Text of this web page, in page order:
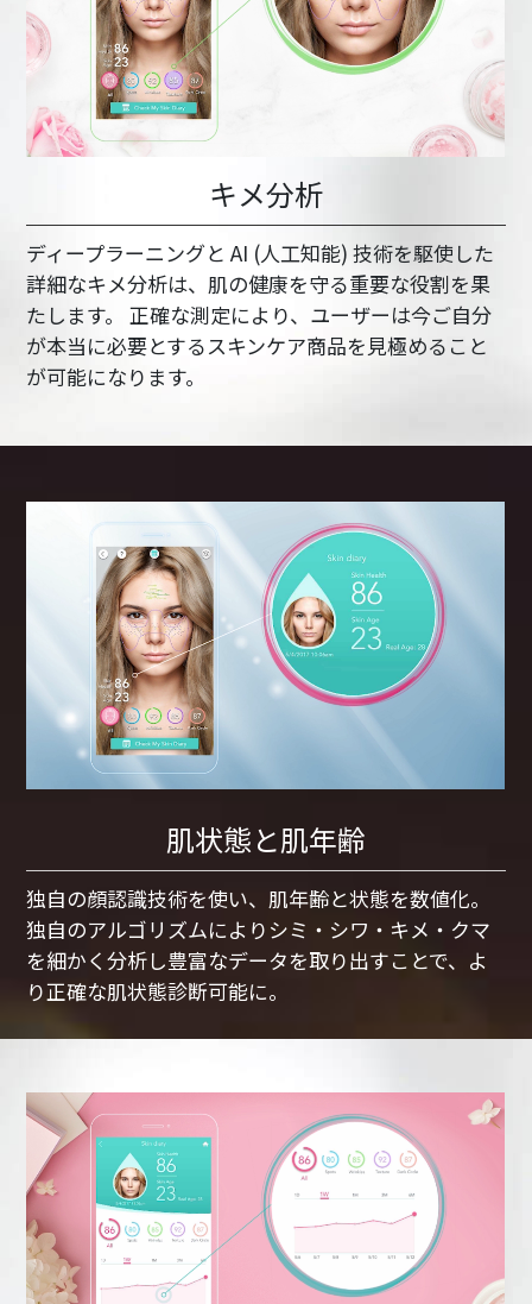
キメ分析
ディープラーニングと AI (人工知能) 技術を駆使した
詳細なキメ分析は、肌の健康を守る重要な役割を果
たします。 正確な測定により、ユーザーは今ご自分
が本当に必要とするスキンケア商品を見極めること
が可能になります。
肌状態と肌年齢
独自の顔認識技術を使い、肌年齢と状態を数値化。
独自のアルゴリズムによりシミ・シワ・キメ・クマ
を細かく分析し豊富なデータを取り出すことで、よ
り正確な肌状態診断可能に。